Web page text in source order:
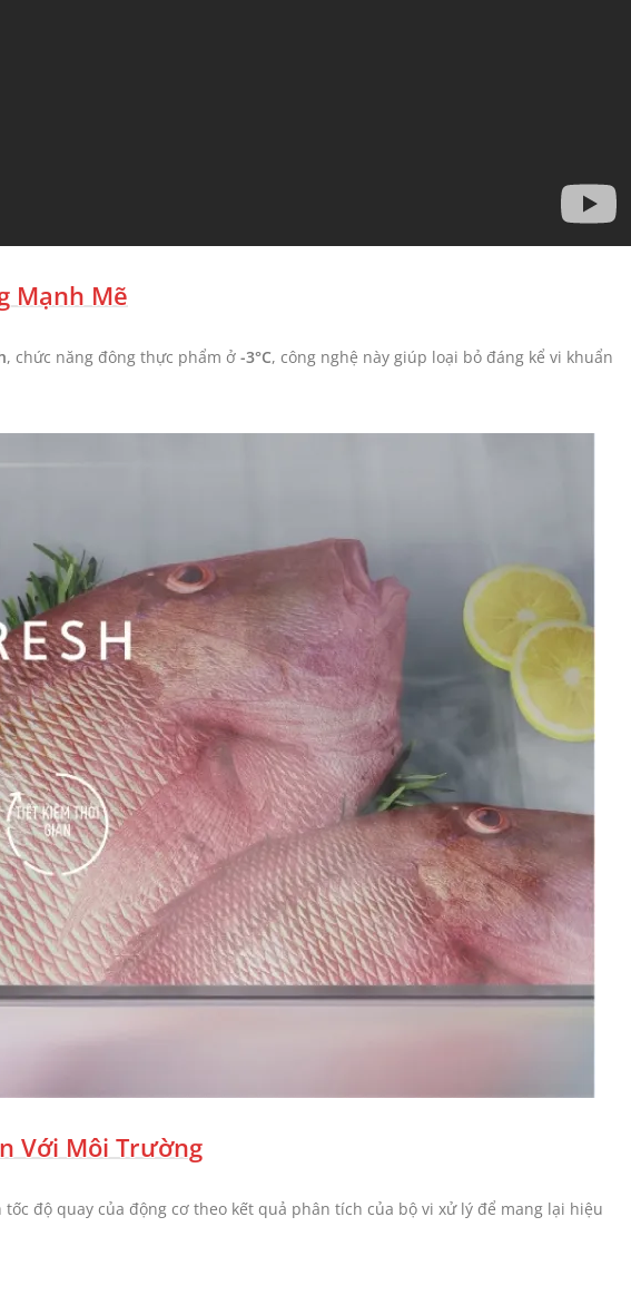
Mạnh Mẽ
, chức năng đông thực phẩm ở -3°C, công nghệ này giúp loại bỏ đáng kể vi khuẩn
Với Môi Trường
độ quay của động cơ theo kết quả phân tích của bộ vi xử lý để mang lại hiệu